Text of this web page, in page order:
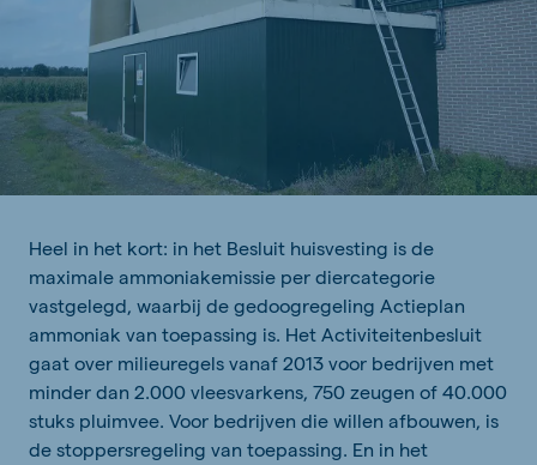
Heel in het kort: in het Besluit huisvesting is de
maximale ammoniakemissie per diercategorie
vastgelegd, waarbij de gedoogregeling Actieplan
ammoniak van toepassing is. Het Activiteitenbesluit
gaat over milieuregels vanaf 2013 voor bedrijven met
minder dan 2.000 vleesvarkens, 750 zeugen of 40.000
stuks pluimvee. Voor bedrijven die willen afbouwen, is
de stoppersregeling van toepassing. En in het